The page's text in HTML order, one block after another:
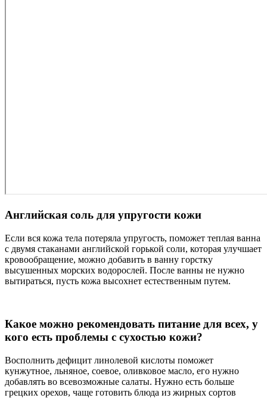
Английская соль для упругости кожи
Если вся кожа тела потеряла упругость, поможет теплая ванна
с двумя стаканами английской горькой соли, которая улучшает
кровообращение, можно добавить в ванну горстку
высушенных морских водорослей. После ванны не нужно
вытираться, пусть кожа высохнет естественным путем.
Какое можно рекомендовать питание для всех, у
кого есть проблемы с сухостью кожи?
Восполнить дефицит линолевой кислоты поможет
кунжутное, льняное, соевое, оливковое масло, его нужно
добавлять во всевозможные салаты. Нужно есть больше
грецких орехов, чаще готовить блюда из жирных сортов